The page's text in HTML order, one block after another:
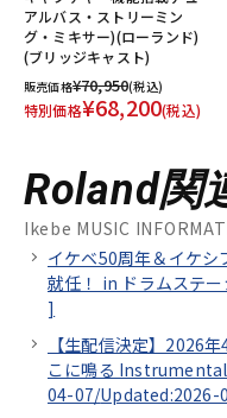
アルバス・ストリーミン
グ・ミキサー)(ローランド)
(ブリッジキャスト)
販売価格¥70,950(税込)
特別価格¥68,200(税込)
Roland関
Ikebe MUSIC
イケベ50周年＆イケシ
就任！ in ドラムステ
]
【生配信決定】2026
こに鳴る
04-07/Updated:2026-